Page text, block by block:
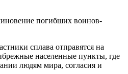
погибших воинов-
сплава отправятся на
населенные пункты, где
людям мира, согласия и